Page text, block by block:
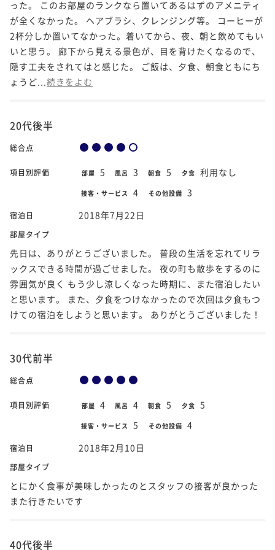
った。 このお部屋のランクなら置いてあるはずのアメニティ
が全くなかった。 ヘアブラシ、クレンジング等。 コーヒーが
2杯分しか置いてなかった。着いてから、夜、朝と飲めてもい
いと思う。 廊下から見える景色が、目を背けたくなるので、
隠す工夫をされてはと感じた。 ご飯は、夕食、朝食ともにち
ょうど... 続きをよむ
20代後半
総合点
項目別評価 部屋 5 風呂 3 朝食 5 夕食 利用なし
接客・サービス 4 その他設備 3
宿泊日 2018年7月22日
部屋タイプ
先日は、ありがとうございました。 普段の生活を忘れてリラ
ックスできる時間が過ごせました。 夜の町も散歩をするのに
雰囲気が良く もう少し涼しくなった時期に、また宿泊したい
と思います。 また、夕食をつけなかったので次回は夕食もつ
けての宿泊をしようと思います。 ありがとうございました！
30代前半
総合点
項目別評価 部屋 4 風呂 4 朝食 5 夕食 5
接客・サービス 5 その他設備 4
宿泊日 2018年2月10日
部屋タイプ
とにかく食事が美味しかったのとスタッフの接客が良かった
また行きたいです
40代後半